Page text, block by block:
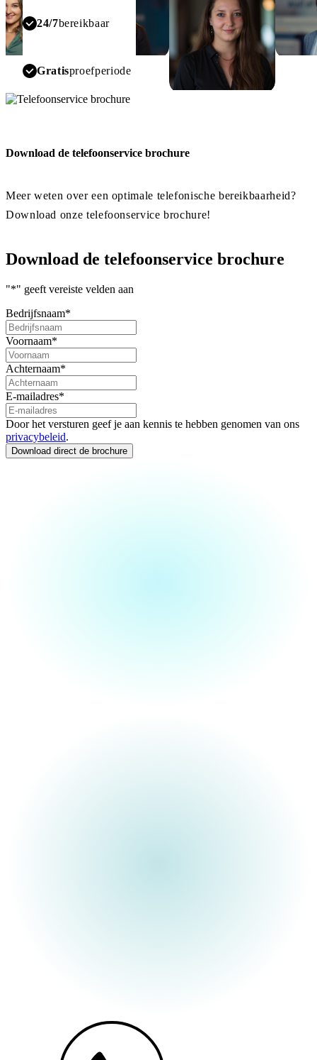
24/7bereikbaar
Gratisproefperiode
Download de telefoonservice brochure
Meer weten over een optimale telefonische bereikbaarheid?
Download onze telefoonservice brochure!
Download de telefoonservice brochure
"*" geeft vereiste velden aan
Bedrijfsnaam*
Voornaam*
Achternaam*
E-mailadres*
Door het versturen geef je aan kennis te hebben genomen van ons
privacybeleid.